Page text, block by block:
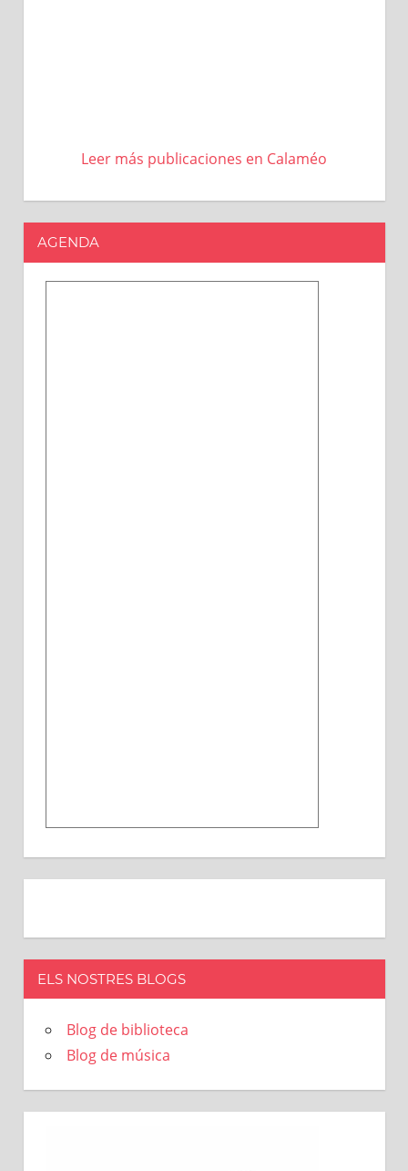
Leer más publicaciones en Calaméo
AGENDA
ELS NOSTRES BLOGS
Blog de biblioteca
Blog de música